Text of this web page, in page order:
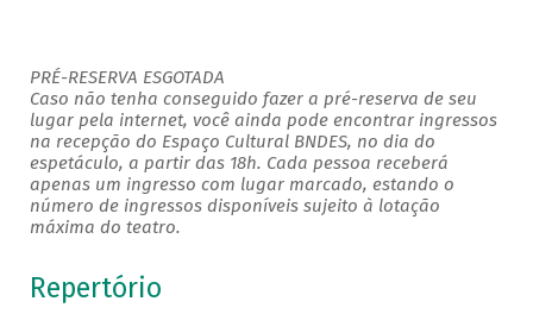
PRÉ-RESERVA ESGOTADA
Caso não tenha conseguido fazer a pré-reserva de seu
lugar pela internet, você ainda pode encontrar ingressos
na recepção do Espaço Cultural BNDES, no dia do
espetáculo, a partir das 18h. Cada pessoa receberá
apenas um ingresso com lugar marcado, estando o
número de ingressos disponíveis sujeito à lotação
máxima do teatro.
Repertório